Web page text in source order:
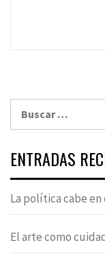
ENTRADAS
La política cabe
El arte como